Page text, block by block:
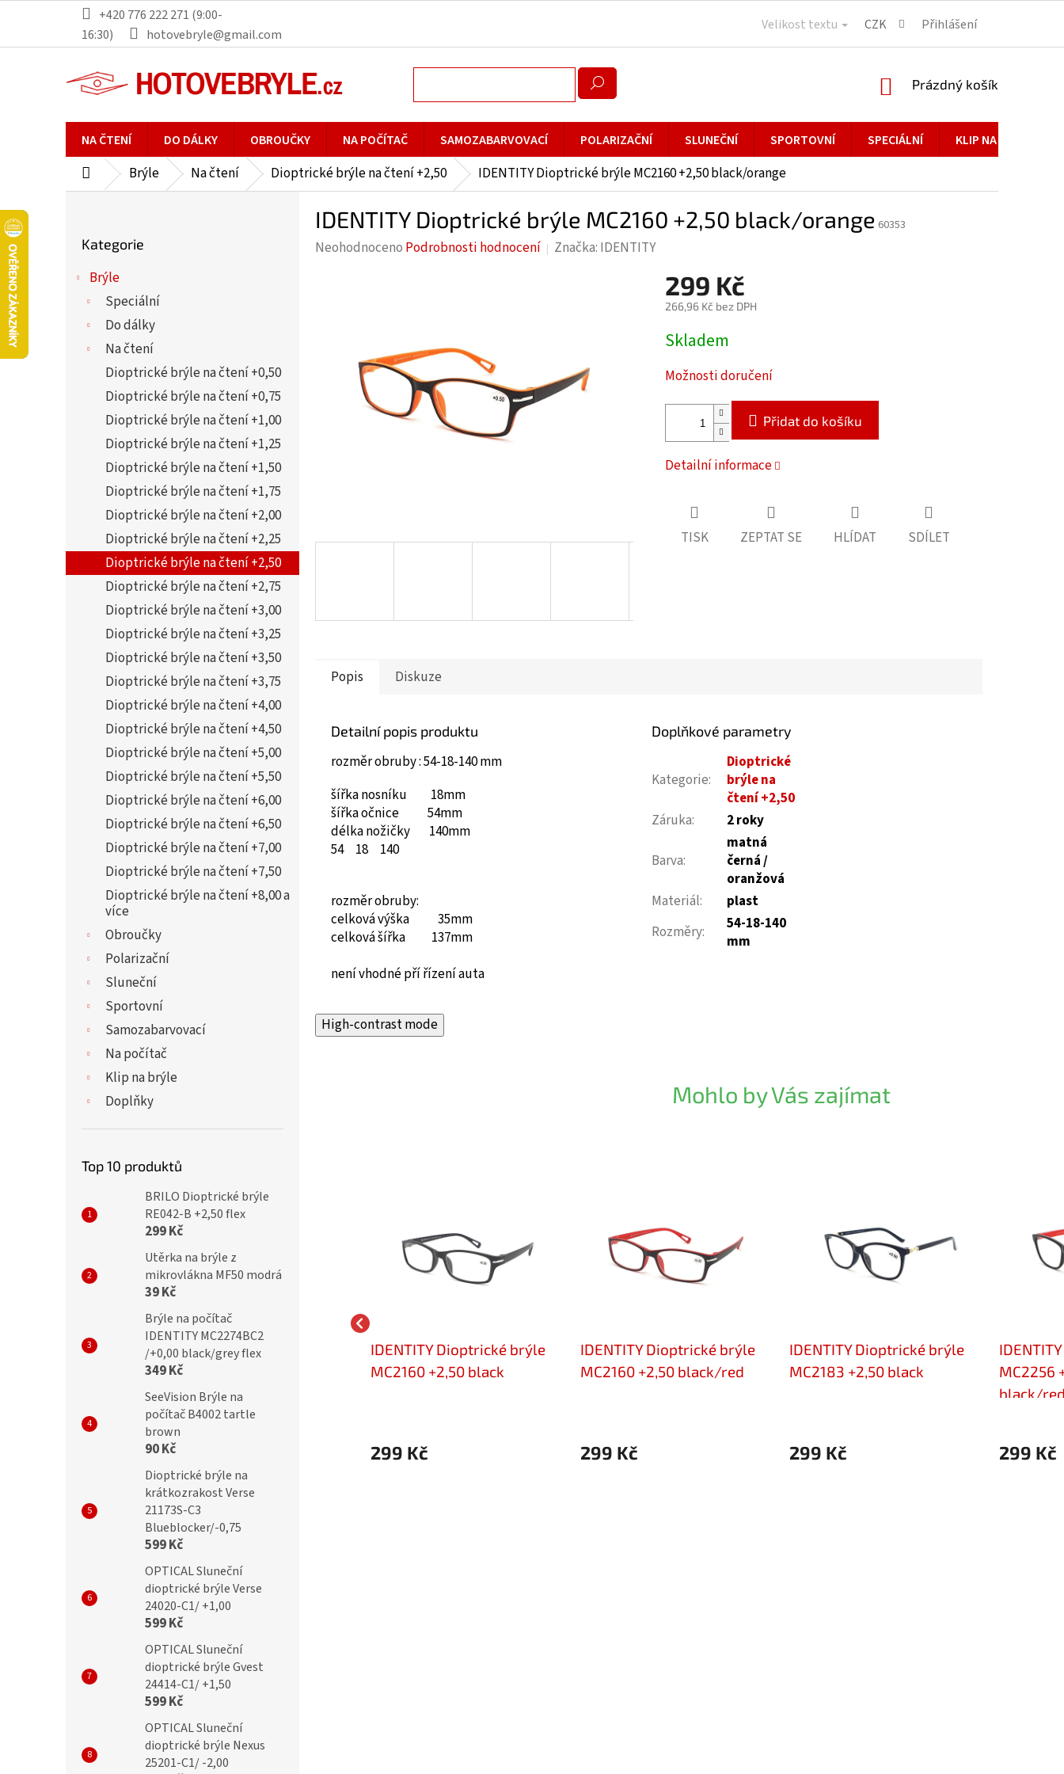
obsah
+420 776 222 271 (9:00-
16:30)
hotovebryle@gmail.com
Velikost textu CZK Přihlášení
NÁKUPNÍ
Prázdný košík
NA ČTENÍ DO DÁLKY OBROUČKY NA POČÍTAČ SAMOZABARVOVACÍ POLARIZAČNÍ SLUNEČNÍ SPORTOVNÍ SPECIÁLNÍ KLIP NA BRÝLE
DomůBrýle Na čtení Dioptrické brýle na čtení +2,50 IDENTITY Dioptrické brýle MC2160 +2,50 black/orange
kategorie
Kategorie
Brýle
Speciální
Do dálky
Na čtení
Dioptrické brýle na čtení +0,50
Dioptrické brýle na čtení +0,75
Dioptrické brýle na čtení +1,00
Dioptrické brýle na čtení +1,25
Dioptrické brýle na čtení +1,50
Dioptrické brýle na čtení +1,75
Dioptrické brýle na čtení +2,00
Dioptrické brýle na čtení +2,25
Dioptrické brýle na čtení +2,50
Dioptrické brýle na čtení +2,75
Dioptrické brýle na čtení +3,00
Dioptrické brýle na čtení +3,25
Dioptrické brýle na čtení +3,50
Dioptrické brýle na čtení +3,75
Dioptrické brýle na čtení +4,00
Dioptrické brýle na čtení +4,50
Dioptrické brýle na čtení +5,00
Dioptrické brýle na čtení +5,50
Dioptrické brýle na čtení +6,00
Dioptrické brýle na čtení +6,50
Dioptrické brýle na čtení +7,00
Dioptrické brýle na čtení +7,50
Dioptrické brýle na čtení +8,00 a
více
Obroučky
Polarizační
Sluneční
Sportovní
Samozabarvovací
Na počítač
Klip na brýle
Doplňky
Top 10 produktů
BRILO Dioptrické brýle
RE042-B +2,50 flex
299 Kč
Utěrka na brýle z
mikrovlákna MF50 modrá
39 Kč
Brýle na počítač
IDENTITY MC2274BC2
/+0,00 black/grey flex
349 Kč
SeeVision Brýle na
počítač B4002 tartle
brown
90 Kč
Dioptrické brýle na
krátkozrakost Verse
21173S-C3
Blueblocker/-0,75
599 Kč
OPTICAL Sluneční
dioptrické brýle Verse
24020-C1/ +1,00
599 Kč
OPTICAL Sluneční
dioptrické brýle Gvest
24414-C1/ +1,50
599 Kč
OPTICAL Sluneční
dioptrické brýle Nexus
25201-C1/ -2,00
IDENTITY Dioptrické brýle MC2160 +2,50 black/orange 60353
Průměrné
hvězdiček.
Neohodnoceno Podrobnosti hodnocení Značka: IDENTITY
299 Kč
266,96 Kč bez DPH
Měrná
cena:
Skladem
Možnosti doručení
Přidat do košíku
Detailní informace
TISK ZEPTAT SE HLÍDAT SDÍLET
Popis Diskuze
Detailní popis produktu
rozměr obruby : 54-18-140 mm
šířka nosníku 18mm
šířka očnice 54mm
délka nožičky 140mm
54 18 140
rozměr obruby:
celková výška 35mm
celková šířka 137mm
není vhodné pří řízení auta
Doplňkové parametry
Kategorie:
Dioptrické
brýle na
čtení +2,50
Záruka: 2 roky
Barva:
matná
černá /
oranžová
Materiál:
plast
Rozměry:
54-18-140
mm
High-contrast mode
Mohlo by Vás zajímat
Dioptrické brýle
IDENTITY Dioptrické brýle
MC2217 +2,50 flex black
299 Kč
IDENTITY Dioptrické brýle
MC2160 +2,50 black
299 Kč
IDENTITY Dioptrické brýle
MC2160 +2,50 black/red
299 Kč
IDENTITY Dioptrické brýle
MC2183 +2,50 black
299 Kč
MC2256
black/
299 Kč